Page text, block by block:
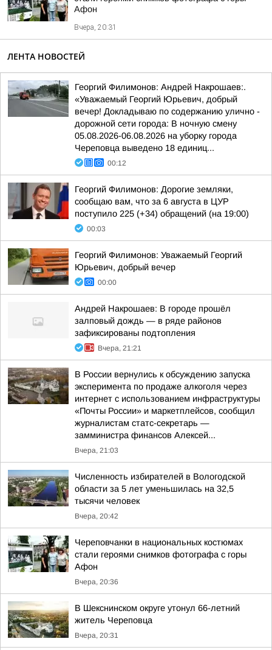
Афон
Вчера, 20:31
ЛЕНТА НОВОСТЕЙ
Георгий Филимонов: Андрей Накрошаев:.
«Уважаемый Георгий Юрьевич, добрый
вечер! Докладываю по содержанию улично -
дорожной сети города: В ночную смену
05.08.2026-06.08.2026 на уборку города
Череповца выведено 18 единиц...
00:12
Георгий Филимонов: Дорогие земляки,
сообщаю вам, что за 6 августа в ЦУР
поступило 225 (+34) обращений (на 19:00)
00:03
Георгий Филимонов: Уважаемый Георгий
Юрьевич, добрый вечер
00:00
Андрей Накрошаев: В городе прошёл
залповый дождь — в ряде районов
зафиксированы подтопления
Вчера, 21:21
В России вернулись к обсуждению запуска
эксперимента по продаже алкоголя через
интернет с использованием инфраструктуры
«Почты России» и маркетплейсов, сообщил
журналистам статс-секретарь —
замминистра финансов Алексей...
Вчера, 21:03
Численность избирателей в Вологодской
области за 5 лет уменьшилась на 32,5
тысячи человек
Вчера, 20:42
Череповчанки в национальных костюмах
стали героями снимков фотографа с горы
Афон
Вчера, 20:36
В Шекснинском округе утонул 66-летний
житель Череповца
Вчера, 20:31